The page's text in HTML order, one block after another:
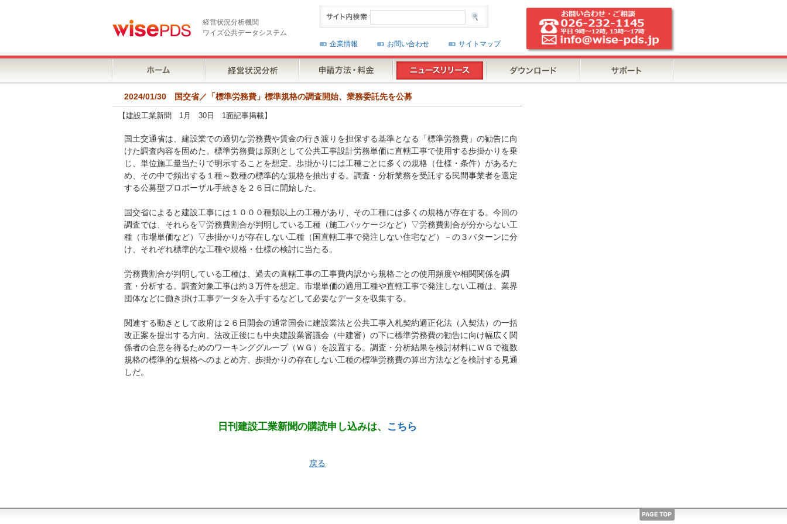
経営状況分析機関
ワイズ公共データシステム
企業情報
お問い合わせ サイトマップ
2024/01/30 国交省／「標準労務費」標準規格の調査開始、業務委託先を公募
【建設工業新聞 1月 30日 1面記事掲載】
国土交通省は、建設業での適切な労務費や賃金の行き渡りを担保する基準となる「標準労務費」の勧告に向
けた調査内容を固めた。標準労務費は原則として公共工事設計労務単価に直轄工事で使用する歩掛かりを乗
じ、単位施工量当たりで明示することを想定。歩掛かりには工種ごとに多くの規格（仕様・条件）があるた
め、その中で頻出する１種～数種の標準的な規格を抽出する。調査・分析業務を受託する民間事業者を選定
する公募型プロポーザル手続きを２６日に開始した。
国交省によると建設工事には１０００種類以上の工種があり、その工種には多くの規格が存在する。今回の
調査では、それらを▽労務費割合が判明している工種（施工パッケージなど）▽労務費割合が分からない工
種（市場単価など）▽歩掛かりが存在しない工種（国直轄工事で発注しない住宅など）－の３パターンに分
け、それぞれ標準的な工種や規格・仕様の検討に当たる。
労務費割合が判明している工種は、過去の直轄工事の工事費内訳から規格ごとの使用頻度や相関関係を調
査・分析する。調査対象工事は約３万件を想定。市場単価の適用工種や直轄工事で発注しない工種は、業界
団体などに働き掛け工事データを入手するなどして必要なデータを収集する。
関連する動きとして政府は２６日開会の通常国会に建設業法と公共工事入札契約適正化法（入契法）の一括
改正案を提出する方向。法改正後にも中央建設業審議会（中建審）の下に標準労務費の勧告に向け幅広く関
係者の合意を得るためのワーキンググループ（ＷＧ）を設置する。調査・分析結果を検討材料にＷＧで複数
規格の標準的な規格へのまとめ方、歩掛かりの存在しない工種の標準労務費の算出方法などを検討する見通
しだ。
日刊建設工業新聞の購読申し込みは、 こちら
戻る